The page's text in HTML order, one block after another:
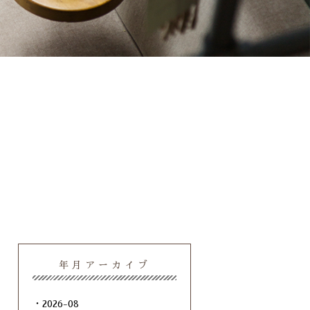
年月アーカイブ
2026-08